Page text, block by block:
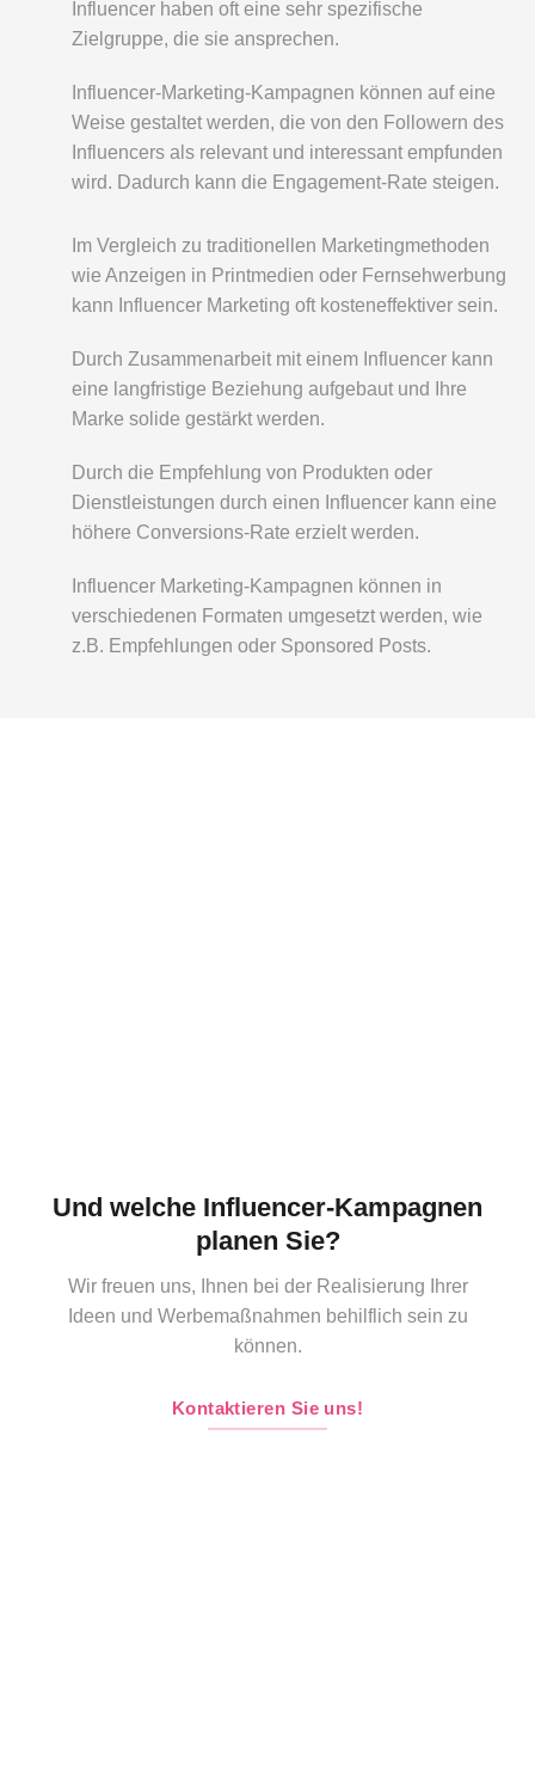
Influencer haben oft eine sehr spezifische
Zielgruppe, die sie ansprechen.
Influencer-Marketing-Kampagnen können auf eine
Weise gestaltet werden, die von den Followern des
Influencers als relevant und interessant empfunden
wird. Dadurch kann die Engagement-Rate steigen.
Im Vergleich zu traditionellen Marketingmethoden
wie Anzeigen in Printmedien oder Fernsehwerbung
kann Influencer Marketing oft kosteneffektiver sein.
Durch Zusammenarbeit mit einem Influencer kann
eine langfristige Beziehung aufgebaut und Ihre
Marke solide gestärkt werden.
Durch die Empfehlung von Produkten oder
Dienstleistungen durch einen Influencer kann eine
höhere Conversions-Rate erzielt werden.
Influencer Marketing-Kampagnen können in
verschiedenen Formaten umgesetzt werden, wie
z.B. Empfehlungen oder Sponsored Posts.
Und welche Influencer-Kampagnen
planen Sie?
Wir freuen uns, Ihnen bei der Realisierung Ihrer
Ideen und Werbemaßnahmen behilflich sein zu
können.
Kontaktieren Sie uns!